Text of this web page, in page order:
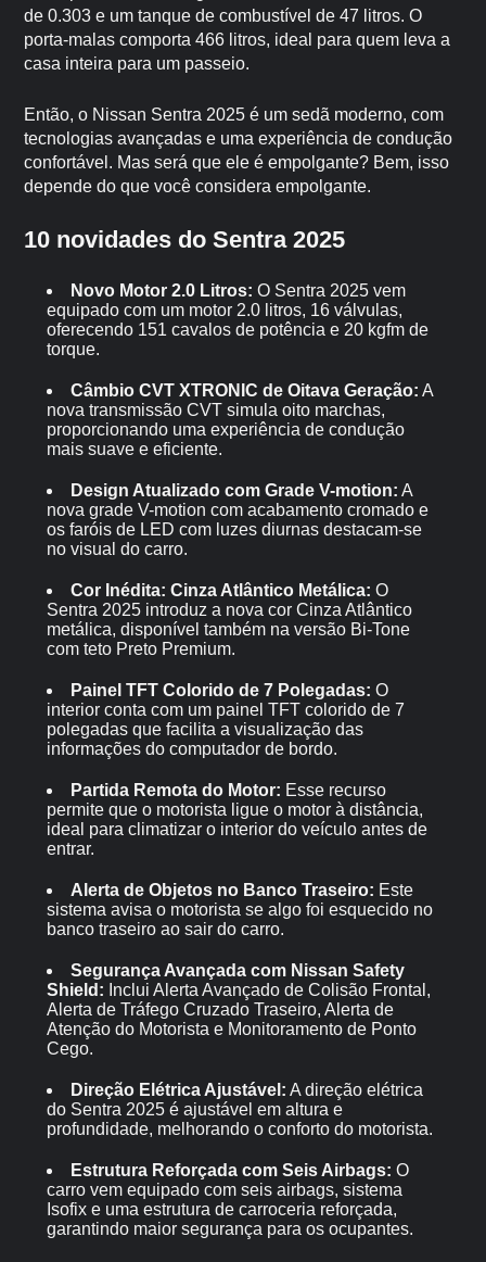
de 0.303 e um tanque de combustível de 47 litros. O
porta-malas comporta 466 litros, ideal para quem leva a
casa inteira para um passeio.
Então, o Nissan Sentra 2025 é um sedã moderno, com
tecnologias avançadas e uma experiência de condução
confortável. Mas será que ele é empolgante? Bem, isso
depende do que você considera empolgante.
10 novidades do Sentra 2025
Novo Motor 2.0 Litros: O Sentra 2025 vem
equipado com um motor 2.0 litros, 16 válvulas,
oferecendo 151 cavalos de potência e 20 kgfm de
torque.
Câmbio CVT XTRONIC de Oitava Geração: A
nova transmissão CVT simula oito marchas,
proporcionando uma experiência de condução
mais suave e eficiente.
Design Atualizado com Grade V-motion: A
nova grade V-motion com acabamento cromado e
os faróis de LED com luzes diurnas destacam-se
no visual do carro.
Cor Inédita: Cinza Atlântico Metálica: O
Sentra 2025 introduz a nova cor Cinza Atlântico
metálica, disponível também na versão Bi-Tone
com teto Preto Premium.
Painel TFT Colorido de 7 Polegadas: O
interior conta com um painel TFT colorido de 7
polegadas que facilita a visualização das
informações do computador de bordo.
Partida Remota do Motor: Esse recurso
permite que o motorista ligue o motor à distância,
ideal para climatizar o interior do veículo antes de
entrar.
Alerta de Objetos no Banco Traseiro: Este
sistema avisa o motorista se algo foi esquecido no
banco traseiro ao sair do carro.
Segurança Avançada com Nissan Safety
Shield: Inclui Alerta Avançado de Colisão Frontal,
Alerta de Tráfego Cruzado Traseiro, Alerta de
Atenção do Motorista e Monitoramento de Ponto
Cego.
Direção Elétrica Ajustável: A direção elétrica
do Sentra 2025 é ajustável em altura e
profundidade, melhorando o conforto do motorista.
Estrutura Reforçada com Seis Airbags: O
carro vem equipado com seis airbags, sistema
Isofix e uma estrutura de carroceria reforçada,
garantindo maior segurança para os ocupantes.